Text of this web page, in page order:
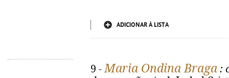
ADICIONAR À LISTA
9 -Maria Ondina Braga :